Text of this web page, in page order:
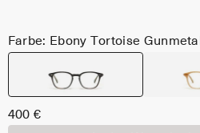
Farbe: Ebony Tortoise Gunmetal
400 €